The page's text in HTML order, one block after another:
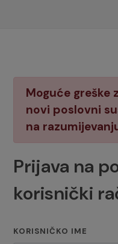
Moguće greške
novi poslovni
na
Prijava na
korisnički
KORISNIČKO IME